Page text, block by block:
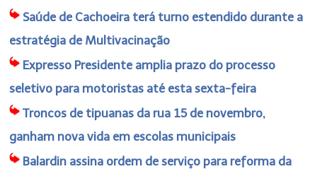
Saúde de Cachoeira terá turno estendido durante a
estratégia de Multivacinação
Expresso Presidente amplia prazo do processo
seletivo para motoristas até esta sexta-feira
Troncos de tipuanas da rua 15 de novembro,
ganham nova vida em escolas municipais
Balardin assina ordem de serviço para reforma da